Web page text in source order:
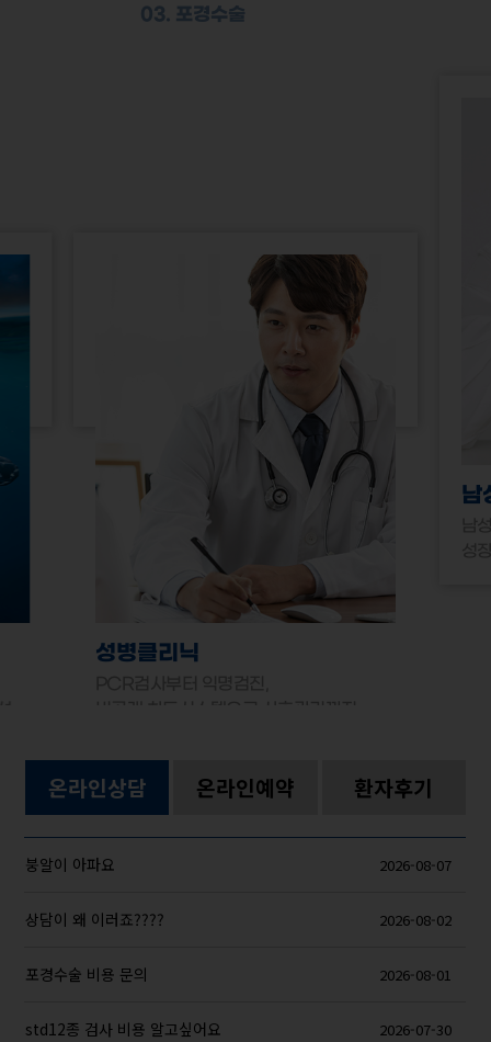
03. 포경수술
성병클리닉
남
온라인상담 온라인예약 환자후기
붕알이 아파요 2026-08-07
상담이 왜 이러죠???? 2026-08-02
포경수술 비용 문의 2026-08-01
std12종 검사 비용 알고싶어요 2026-07-30